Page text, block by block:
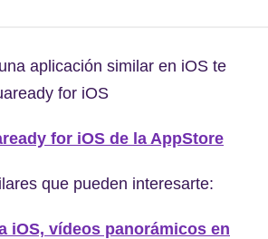
aplicación similar en iOS te
for iOS
for iOS de la AppStore
que pueden interesarte:
iOS, vídeos panorámicos en